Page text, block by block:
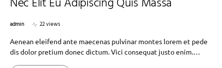
admin
22 views
Aenean eleifend ante maecenas pulvinar montes lorem et pede
dis dolor pretium donec dictum. Vici consequat justo enim.…